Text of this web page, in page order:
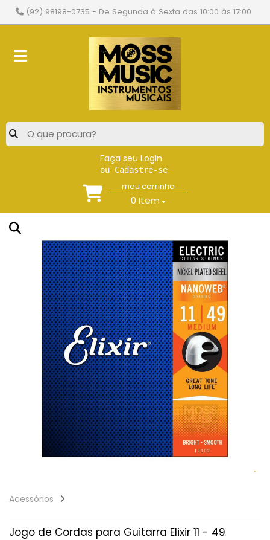
(92) 98198-0735 - De Segunda à Sexta das 10:00 às 17:00
Faça seu Login
ou Cadastre-se
meu carrinho
0 Item
Acessórios
Jogo de Cordas para Guitarra Elixir 11 - 49